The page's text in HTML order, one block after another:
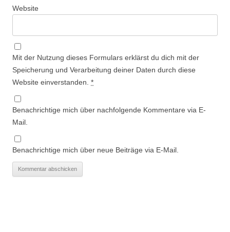
Website
Mit der Nutzung dieses Formulars erklärst du dich mit der
Speicherung und Verarbeitung deiner Daten durch diese
Website einverstanden. *
Benachrichtige mich über nachfolgende Kommentare via E-
Mail.
Benachrichtige mich über neue Beiträge via E-Mail.